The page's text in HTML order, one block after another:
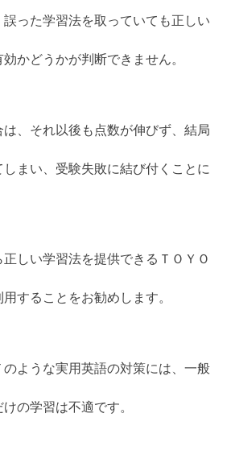
った学習法を取っていても正しい
かどうかが判断できません。
、それ以後も点数が伸びず、結局
まい、受験失敗に結び付くことに
しい学習法を提供できるＴＯＹＯ
することをお勧めします。
のような実用英語の対策には、一般
の学習は不適です。